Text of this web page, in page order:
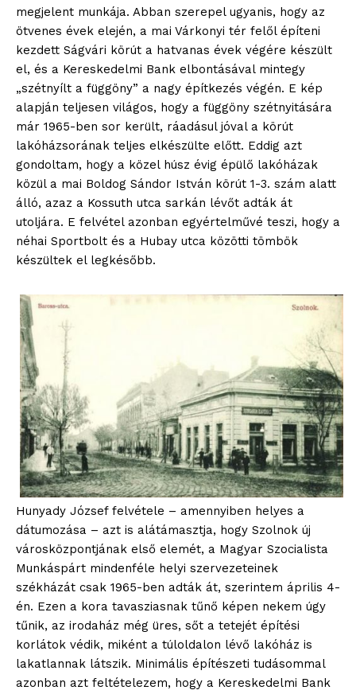
megjelent munkája. Abban szerepel ugyanis, hogy az
ötvenes évek elején, a mai Várkonyi tér felől építeni
kezdett Ságvári körút a hatvanas évek végére készült
el, és a Kereskedelmi Bank elbontásával mintegy
„szétnyílt a függöny” a nagy építkezés végén. E kép
alapján teljesen világos, hogy a függöny szétnyitására
már 1965-ben sor került, ráadásul jóval a körút
lakóházsorának teljes elkészülte előtt. Eddig azt
gondoltam, hogy a közel húsz évig épülő lakóházak
közül a mai Boldog Sándor István körút 1-3. szám alatt
álló, azaz a Kossuth utca sarkán lévőt adták át
utoljára. E felvétel azonban egyértelművé teszi, hogy a
néhai Sportbolt és a Hubay utca közötti tömbök
készültek el legkésőbb.
Hunyady József felvétele – amennyiben helyes a
dátumozása – azt is alátámasztja, hogy Szolnok új
városközpontjának első elemét, a Magyar Szocialista
Munkáspárt mindenféle helyi szervezeteinek
székházát csak 1965-ben adták át, szerintem április 4-
én. Ezen a kora tavasziasnak tűnő képen nekem úgy
tűnik, az irodaház még üres, sőt a tetejét építési
korlátok védik, miként a túloldalon lévő lakóház is
lakatlannak látszik. Minimális építészeti tudásommal
azonban azt feltételezem, hogy a Kereskedelmi Bank